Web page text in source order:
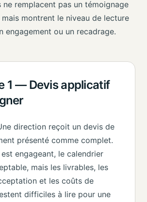
ne remplacent pas un témoignage
montrent le niveau de lecture
engagement ou un recadrage.
1 — Devis applicatif
direction reçoit un devis de
présenté comme complet.
engageant, le calendrier
mais les livrables, les
et les coûts de
difficiles à lire pour une